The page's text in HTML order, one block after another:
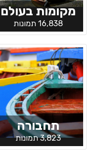
מקומות בעולם
16,838 תמונות
תחבורה
3,823 תמונות